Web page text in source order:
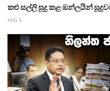
කළු සල්ලි සුදු කළ ඔන්ලයින්
AUG 5